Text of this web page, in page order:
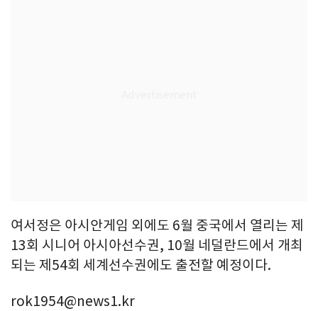
여서정은 아시안게임 외에도 6월 중국에서 열리는 제
13회 시니어 아시아선수권, 10월 네덜란드에서 개최
되는 제54회 세계선수권에도 출전할 예정이다.
rok1954@news1.kr